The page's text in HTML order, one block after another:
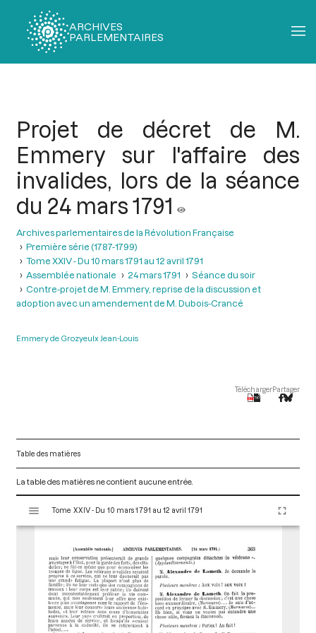
ARCHIVES
PARLEMENTAIRES
Projet de décret de M.
Emmery sur l'affaire des
invalides, lors de la séance
du 24 mars 1791
Archives parlementaires de la Révolution Française
Première série (1787-1799)
Tome XXIV - Du 10 mars 1791 au 12 avril 1791
Assemblée nationale
24 mars 1791
Séance du soir
Contre-projet de M. Emmery, reprise de la discussion et
adoption avec un amendement de M. Dubois-Crancé
Emmery de Grozyeulx Jean-Louis
TéléchargerPartager
Table des matières
La table des matières ne contient aucune entrée.
s
Tome XXIV - Du 10 mars 1791 au 12 avril 1791